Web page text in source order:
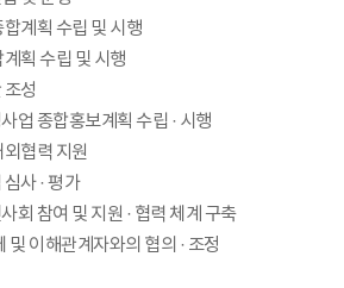
계획 수립 및 시행
획 수립 및 시행
성
업 종합홍보계획 수립 · 시행
협력 지원
사 · 평가
회 참여 및 지원 · 협력 체계 구축
및 이해관계자와의 협의 · 조정